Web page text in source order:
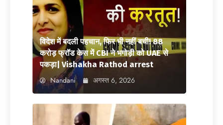
विदेश में बदली पहचान, फिर भी नहीं बची! 88
करोड़ फ्रॉड केस में CBI ने भगोड़ी को UAE से
पकड़ा| Vishakha Rathod arrest
Nandani अगस्त 6, 2026